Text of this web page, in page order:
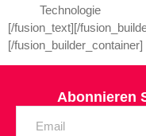
Technologie
[/fusion_text][/
[/fusion_builder_container]
Abonnieren